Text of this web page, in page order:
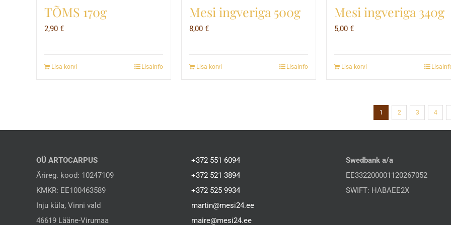
TÕMS 170g
2,90 €
Lisa korvi Lisainfo
Mesi ingveriga 500g
8,00 €
Lisa korvi Lisainfo
Mesi ingveriga 340g
5,00 €
Lisa korvi
1 2 3 4
OÜ ARTOCARPUS
Ärireg. kood: 10247109
KMKR: EE100463589
Inju küla, Vinni vald
46619 Lääne-Virumaa
+372 551 6094
+372 521 3894
+372 525 9934
martin@mesi24.ee
maire@mesi24.ee
Swedbank a/a
EE332200001120267052
SWIFT: HABAEE2X